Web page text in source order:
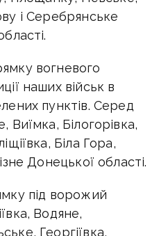
і Серебрянське
вогневого
наших військ в
пунктів. Серед
Виїмка, Білогорівка,
Біла Гора,
Донецької області.
під ворожий
Водяне,
Георгіївка,